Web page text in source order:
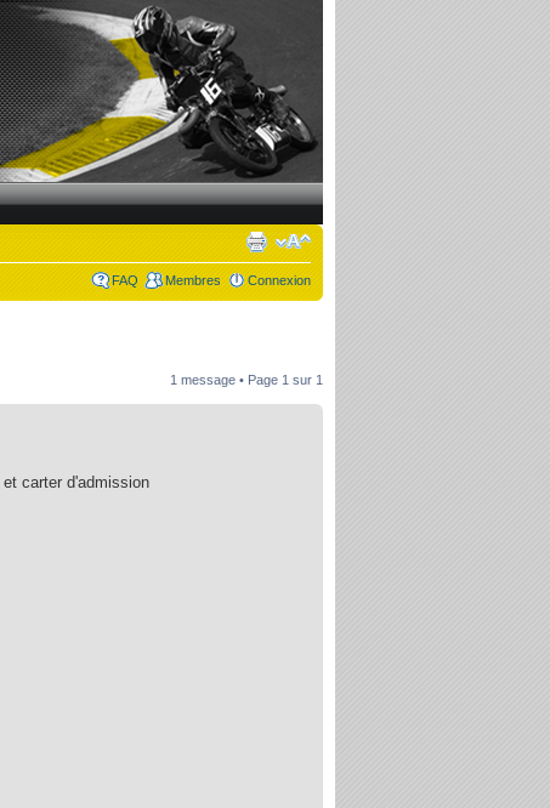
FAQ Membres Connexion
1 message • Page 1 sur 1
carter d'admission